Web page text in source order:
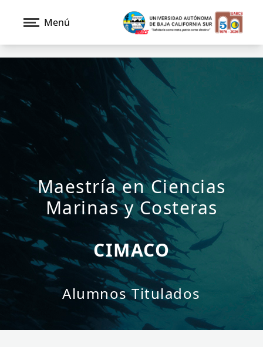
Menú
Maestría en Ciencias
Marinas y Costeras
CIMACO
Alumnos Titulados